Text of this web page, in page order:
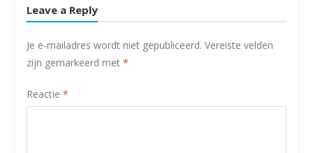
Leave a Reply
Je e-mailadres wordt niet gepubliceerd. Vereiste velden
zijn gemarkeerd met *
Reactie *